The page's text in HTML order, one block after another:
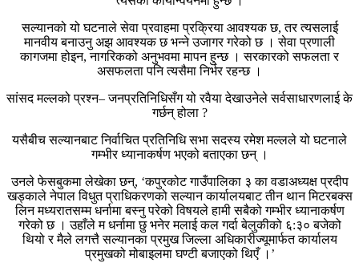
सल्यानको यो घटनाले सेवा प्रवाहमा प्रक्रिया आवश्यक छ, तर त्यसलाई
मानवीय बनाउनु अझ आवश्यक छ भन्ने उजागर गरेको छ । सेवा प्रणाली
कागजमा होइन, नागरिकको अनुभवमा मापन हुन्छ । सरकारको सफलता र
असफलता पनि त्यसैमा निर्भर रहन्छ ।
सांसद मल्लको प्रश्न– जनप्रतिनिधिसँग यो रवैया देखाउनेले सर्वसाधारणलाई के
गर्छन् होला ?
यसैबीच सल्यानबाट निर्वाचित प्रतिनिधि सभा सदस्य रमेश मल्लले यो घटनाले
गम्भीर ध्यानाकर्षण भएको बताएका छन् ।
उनले फेसबुकमा लेखेका छन्, ‘कपुरकोट गाउँपालिका ३ का वडाअध्यक्ष प्रदीप
खड्काले नेपाल विधुत प्राधिकरणको सल्यान कार्यालयबाट तीन थान मिटरबक्स
लिन मध्यरातसम्म धर्नामा बस्नु परेको विषयले हामी सबैको गम्भीर ध्यानाकर्षण
गरेको छ । उहाँले म धर्नामा छु भनेर मलाई कल गर्दा बेलुकीको ६:३० बजेको
थियो र मैले लगत्तै सल्यानका प्रमुख जिल्ला अधिकारीज्यूमार्फत कार्यालय
प्रमुखको मोबाइलमा घण्टी बजाएको थिएँ ।’